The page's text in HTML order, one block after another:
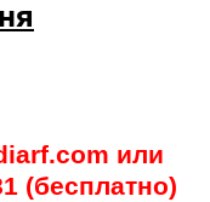
или
(бесплатно)